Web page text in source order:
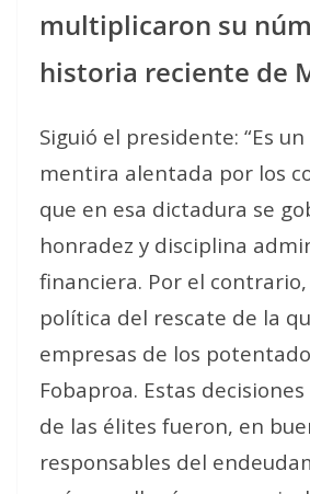
multiplicaron su
historia reciente de
Siguió el presidente: “Es
mentira alentada por los
que en esa dictadura se
honradez y disciplina
financiera. Por el
política del rescate de la
empresas de los
Fobaproa. Estas
de las élites fueron, en
responsables del